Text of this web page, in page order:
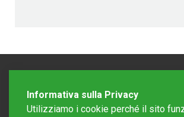
Informativa sulla Privacy
Utilizziamo i cookie perché il sito